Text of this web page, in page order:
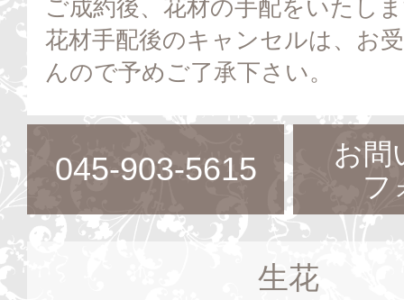
ご成約後、花材の手配をいたし
花材手配後のキャンセルは、お
んので予めご了承下さい。
お問
フ
045-903-5615
生花